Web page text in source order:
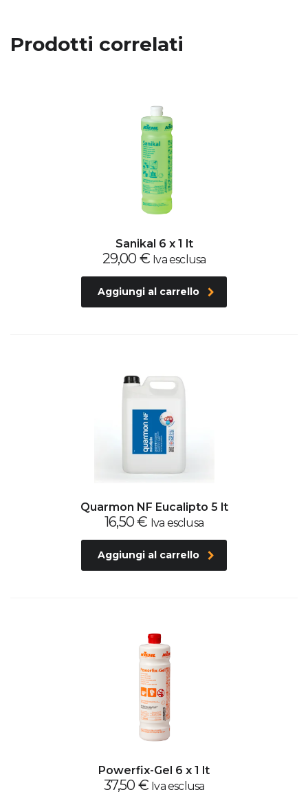
Prodotti correlati
Sanikal 6 x 1 lt
29,00 € Iva esclusa
Aggiungi al carrello
Quarmon NF Eucalipto 5 lt
16,50€ Iva esclusa
Aggiungi al carrello
Powerfix-Gel 6 x 1 lt
37,50 € Iva esclusa